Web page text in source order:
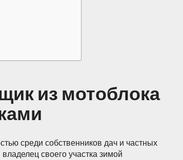
из мотоблока
среди собственников дач и частных
своего участка зимой